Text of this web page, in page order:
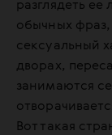
разглядеть
обычных фраз,
сексуальный
дворах,
занимаются
Вот такая